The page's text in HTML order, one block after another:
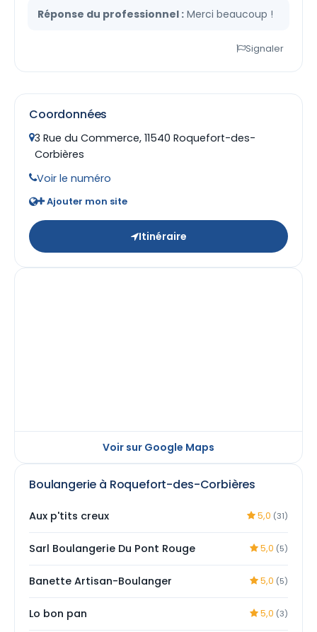
Réponse du professionnel : Merci beaucoup !
Signaler
Coordonnées
3 Rue du Commerce, 11540 Roquefort-des-
Corbières
Voir le numéro
Ajouter mon site
Itinéraire
Voir sur Google Maps
Boulangerie à Roquefort-des-Corbières
Aux p'tits creux 5,0 (31)
Sarl Boulangerie Du Pont Rouge 5,0 (5)
Banette Artisan-Boulanger 5,0 (5)
Lo bon pan 5,0 (3)